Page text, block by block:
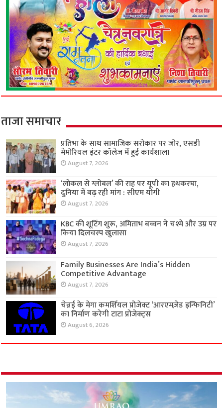
ताजा समाचार
प्रतिभा के साथ सामाजिक सरोकार पर जोर, एसडी
मेमोरियल इंटर कॉलेज में हुई कार्यशाला
August 7, 2026
‘लोकल से ग्लोबल’ की राह पर यूपी का हथकरघा,
दुनिया में बढ़ रही मांग : सीएम योगी
August 7, 2026
KBC की शूटिंग शुरू, अमिताभ बच्चन ने चश्मे और उम्र पर
किया दिलचस्प खुलासा
August 7, 2026
Family Businesses Are India’s Hidden
Competitive Advantage
August 7, 2026
चेन्नई के मेगा कमर्शियल प्रोजेक्ट ‘आरएमज़ेड इन्फिनिटी’
का निर्माण करेगी टाटा प्रोजेक्ट्स
August 6, 2026